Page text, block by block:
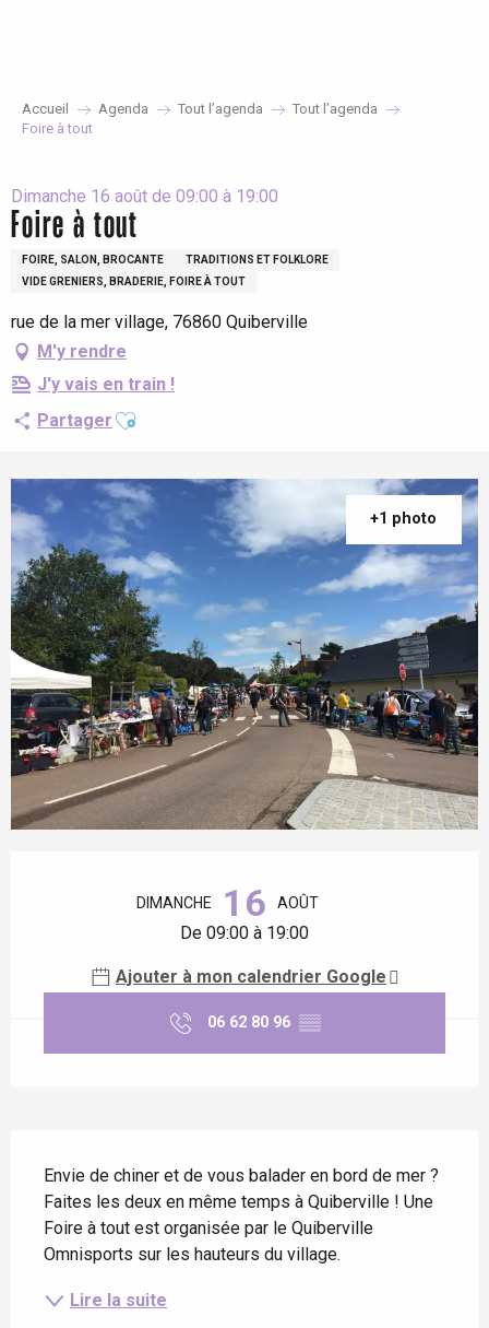
Accueil Agenda Tout l’agenda
Tout l’agenda
Foire à tout
Dimanche 16 août de 09:00 à 19:00
Foire à tout
FOIRE, SALON, BROCANTE
TRADITIONS ET FOLKLORE
VIDE GRENIERS, BRADERIE, FOIRE À TOUT
rue de la mer village, 76860 Quiberville
M'y rendre
J'y vais en train !
Partager Ajouter aux favoris
+1 photo
DIMANCHE 16 AOÛT
De 09:00 à 19:00
Ajouter à mon calendrier Google
06 62 80 96 ▒▒
Envie de chiner et de vous balader en bord de mer ?
Faites les deux en même temps à Quiberville ! Une
Foire à tout est organisée par le Quiberville
Omnisports sur les hauteurs du village.
Lire la suite